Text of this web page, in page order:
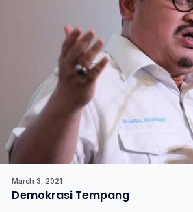
March 3, 2021
Demokrasi Tempang